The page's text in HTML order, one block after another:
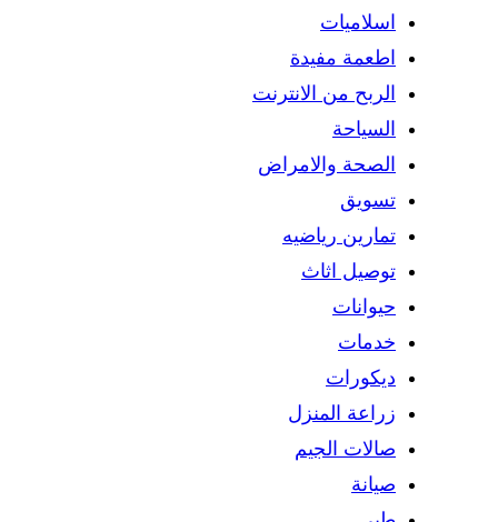
اسلاميات
اطعمة مفيدة
الربح من الانترنت
السياحة
الصحة والامراض
تسويق
تمارين رياضيه
توصيل اثاث
حيوانات
خدمات
ديكورات
زراعة المنزل
صالات الجيم
صيانة